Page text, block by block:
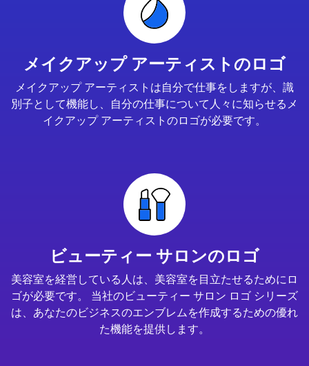
メイクアップ アーティストのロゴ
メイクアップ アーティストは自分で仕事をしますが、識
別子として機能し、自分の仕事について人々に知らせるメ
イクアップ アーティストのロゴが必要です。
ビューティー サロンのロゴ
美容室を経営している人は、美容室を目立たせるためにロ
ゴが必要です。 当社のビューティー サロン ロゴ シリーズ
は、あなたのビジネスのエンブレムを作成するための優れ
た機能を提供します。